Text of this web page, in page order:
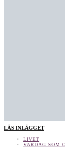
LÄS INLÄGGET
LIVET
VARDAG SOM